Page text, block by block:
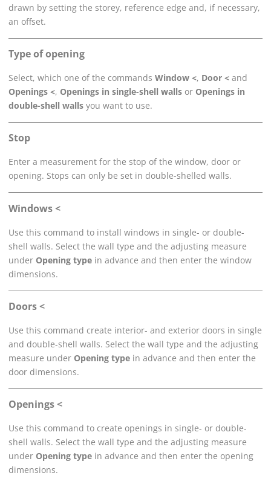
drawn by setting the storey, reference edge and, if necessary,
an offset.
Type of opening
Select, which one of the commands Window <, Door < and
Openings <, Openings in single-shell walls or Openings in
double-shell walls you want to use.
Stop
Enter a measurement for the stop of the window, door or
opening. Stops can only be set in double-shelled walls.
Windows <
Use this command to install windows in single- or double-
shell walls. Select the wall type and the adjusting measure
under Opening type in advance and then enter the window
dimensions.
Doors <
Use this command create interior- and exterior doors in single
and double-shell walls. Select the wall type and the adjusting
measure under Opening type in advance and then enter the
door dimensions.
Openings <
Use this command to create openings in single- or double-
shell walls. Select the wall type and the adjusting measure
under Opening type in advance and then enter the opening
dimensions.